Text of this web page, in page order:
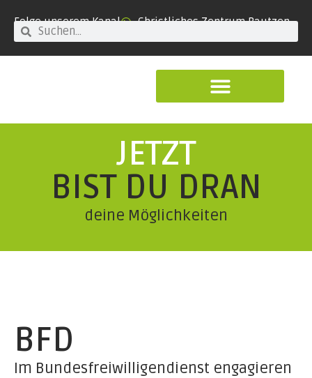
Folge unserem Kanal Christliches Zentrum Bautzen
JETZT
BIST DU DRAN
deine Möglichkeiten
BFD
Im Bundesfreiwilligendienst engagieren